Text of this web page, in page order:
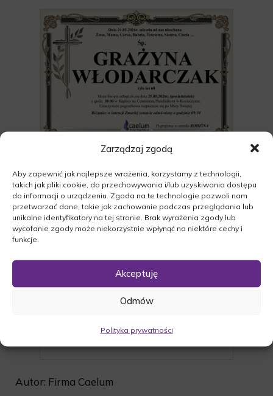
Zarządzaj zgodą
Aby zapewnić jak najlepsze wrażenia, korzystamy z technologii,
takich jak pliki cookie, do przechowywania i/lub uzyskiwania dostępu
do informacji o urządzeniu. Zgoda na te technologie pozwoli nam
przetwarzać dane, takie jak zachowanie podczas przeglądania lub
unikalne identyfikatory na tej stronie. Brak wyrażenia zgody lub
wycofanie zgody może niekorzystnie wpłynąć na niektóre cechy i
funkcje.
Akceptuję
Odmów
Polityka prywatności
Autor: Firma Caelum